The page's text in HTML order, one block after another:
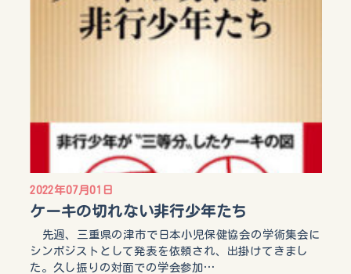
2022年07月01日
ケーキの切れない非行少年たち
先週、三重県の津市で日本小児保健協会の学術集会に
シンポジストとして発表を依頼され、出掛けてきまし
た。久し振りの対面での学会参加…